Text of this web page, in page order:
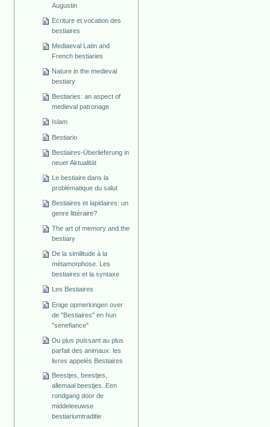
Augustin
Ecriture et vocation des
bestiaires
Mediaeval Latin and
French bestiaries
Nature in the medieval
bestiary
Bestiaries: an aspect of
medieval patronage
Islam
Bestiario
Bestiaires-Überlieferung in
neuer Aktualität
Le bestiaire dans la
problématique du salut
Bestiaires et lapidaires: un
genre littéraire?
The art of memory and the
bestiary
De la similitude à la
métamorphose. Les
bestiaires et la syntaxe
Les Bestiaires
Enige opmerkingen over
de "Bestiaires" en hun
"senefiance"
Du plus puissant au plus
parfait des animaux: les
livres appelés Bestiaires
Beestjes, beestjes,
allemaal beestjes. Een
rondgang door de
middeleeuwse
bestiariumtraditie